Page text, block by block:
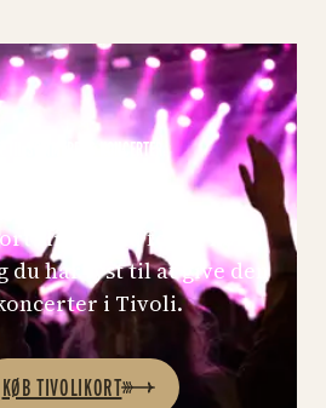
på kortet
SOMMERENS KONCERTER
slipper du for at købe
du har lyst til at give den
i Tivoli.
KØB TIVOLIKORT